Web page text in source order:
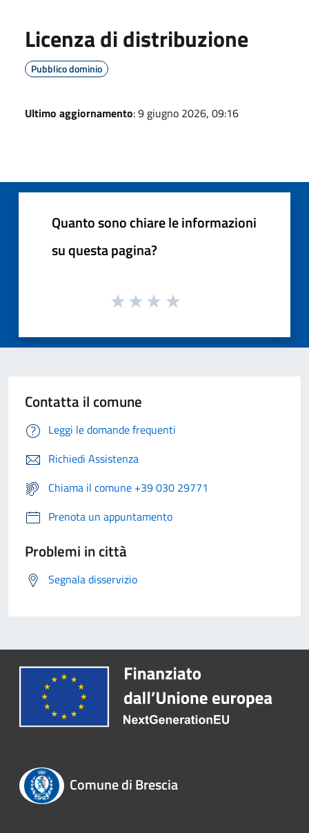
Licenza di distribuzione
Pubblico dominio
Ultimo aggiornamento: 9 giugno 2026, 09:16
Quanto sono chiare le informazioni
su questa pagina?
Contatta il comune
Leggi le domande frequenti
Richiedi Assistenza
Chiama il comune +39 030 29771
Prenota un appuntamento
Problemi in città
Segnala disservizio
Comune di Brescia